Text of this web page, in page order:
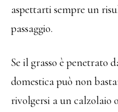
aspettarti sempre un
passaggio.
Se il grasso è penetrato
domestica può non
rivolgersi a un calzolaio